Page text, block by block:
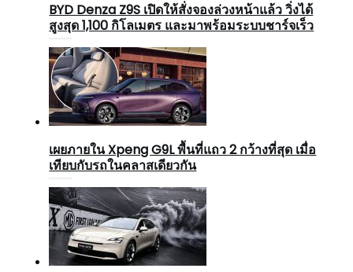
BYD Denza Z9S เปิดให้สั่งจองล่วงหน้าแล้ว วิ่งได้
สูงสุด 1,100 กิโลเมตร และมาพร้อมระบบชาร์จเร็ว
เผยภายใน Xpeng G9L พื้นที่แถว 2 กว้างที่สุด เมื่อ
เทียบกับรถในคลาสเดียวกัน